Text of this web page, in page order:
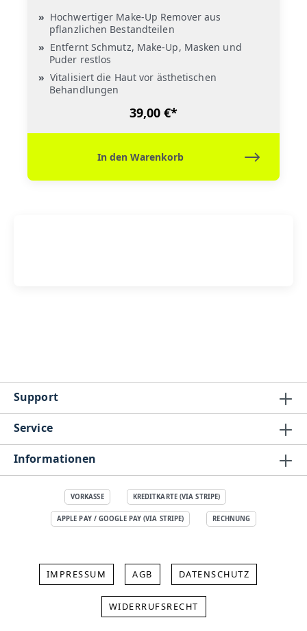
Hochwertiger Make-Up Remover aus
pflanzlichen Bestandteilen
Entfernt Schmutz, Make-Up, Masken und
Puder restlos
Vitalisiert die Haut vor ästhetischen
Behandlungen
39,00 €*
In den Warenkorb
Support
Service
Informationen
VORKASSE KREDITKARTE (VIA STRIPE)
APPLE PAY / GOOGLE PAY (VIA STRIPE) RECHNUNG
IMPRESSUM AGB DATENSCHUTZ
WIDERRUFSRECHT